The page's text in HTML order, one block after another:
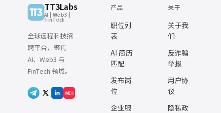
TT3Labs
AI | Web3 |
FinTech
全球远程科技招
聘平台，聚焦
AI、Web3 与
FinTech 领域。
小红书
产品
职位列
表
AI 简历
匹配
发布岗
位
企业服
关于
关于我
们
反诈骗
举报
用户协
议
隐私政